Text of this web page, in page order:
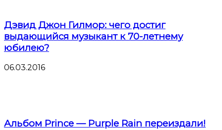
Дэвид Джон Гилмор: чего достиг
выдающийся музыкант к 70-летнему
юбилею?
06.03.2016
Альбом Prince — Purple Rain переиздали!